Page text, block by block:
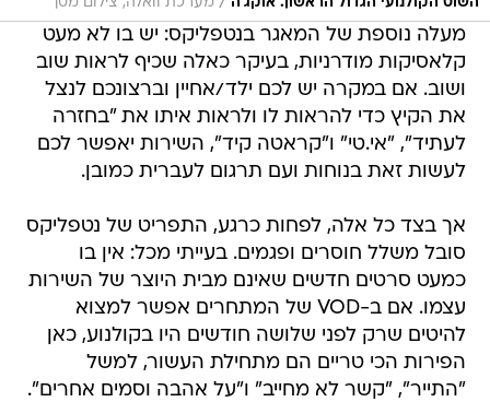
מעלה נוספת של המאגר בנטפליקס: יש בו לא מעט
קלאסיקות מודרניות, בעיקר כאלה שכיף לראות שוב
ושוב. אם במקרה יש לכם ילד/אחיין וברצונכם לנצל
את הקיץ כדי להראות לו ולראות איתו את "בחזרה
לעתיד", "אי.טי" ו"קראטה קיד", השירות יאפשר לכם
לעשות זאת בנוחות ועם תרגום לעברית כמובן.
אך בצד כל אלה, לפחות כרגע, התפריט של נטפליקס
סובל משלל חוסרים ופגמים. בעייתי מכל: אין בו
כמעט סרטים חדשים שאינם מבית היוצר של השירות
עצמו. אם ב-VOD של המתחרים אפשר למצוא
להיטים שרק לפני שלושה חודשים היו בקולנוע, כאן
הפירות הכי טריים הם מתחילת העשור, למשל
"התייר", "קשר לא מחייב" ו"על אהבה וסמים אחרים".